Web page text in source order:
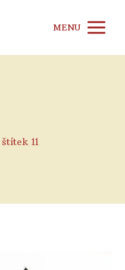
MENU
11